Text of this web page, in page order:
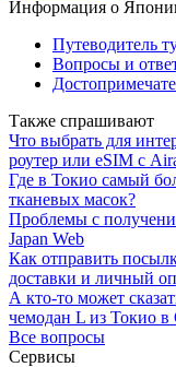
Информация о
Путеводитель
Вопросы и
Также спрашивают
Что выбрать для
роутер или eSIM с
Где в Токио самый
тканевых масок?
Проблемы с
Japan Web
Как отправить
доставки и личный
А кто-то может
чемодан L из Токио в
Все вопросы
Сервисы